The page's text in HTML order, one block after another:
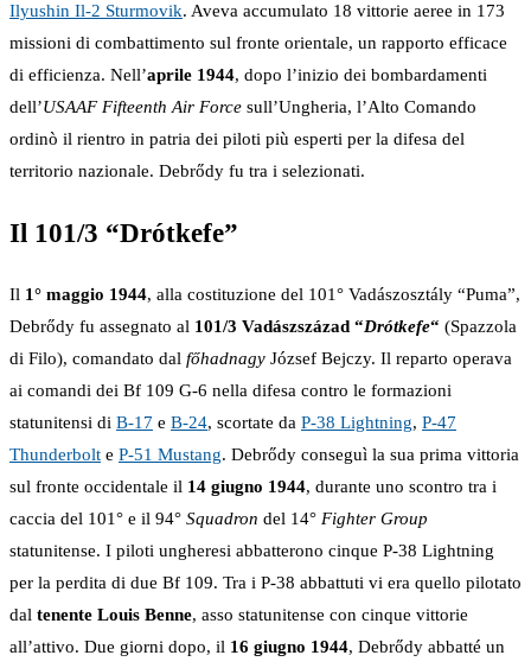
Ilyushin Il-2 Sturmovik. Aveva accumulato 18 vittorie aeree in 173
missioni di combattimento sul fronte orientale, un rapporto efficace
di efficienza. Nell’aprile 1944, dopo l’inizio dei bombardamenti
dell’USAAF Fifteenth Air Force sull’Ungheria, l’Alto Comando
ordinò il rientro in patria dei piloti più esperti per la difesa del
territorio nazionale. Debrődy fu tra i selezionati.
Il 101/3 “Drótkefe”
Il 1° maggio 1944, alla costituzione del 101° Vadászosztály “Puma”,
Debrődy fu assegnato al 101/3 Vadászszázad “Drótkefe“ (Spazzola
di Filo), comandato dal főhadnagy József Bejczy. Il reparto operava
ai comandi dei Bf 109 G-6 nella difesa contro le formazioni
statunitensi di B-17 e B-24, scortate da P-38 Lightning, P-47
Thunderbolt e P-51 Mustang. Debrődy conseguì la sua prima vittoria
sul fronte occidentale il 14 giugno 1944, durante uno scontro tra i
caccia del 101° e il 94° Squadron del 14° Fighter Group
statunitense. I piloti ungheresi abbatterono cinque P-38 Lightning
per la perdita di due Bf 109. Tra i P-38 abbattuti vi era quello pilotato
dal tenente Louis Benne, asso statunitense con cinque vittorie
all’attivo. Due giorni dopo, il 16 giugno 1944, Debrődy abbatté un